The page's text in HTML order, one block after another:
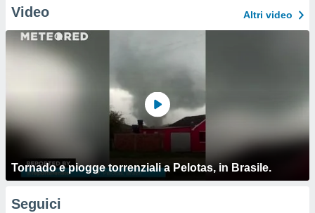
Video Altri video
Tornado e piogge torrenziali a Pelotas, in Brasile.
Seguici